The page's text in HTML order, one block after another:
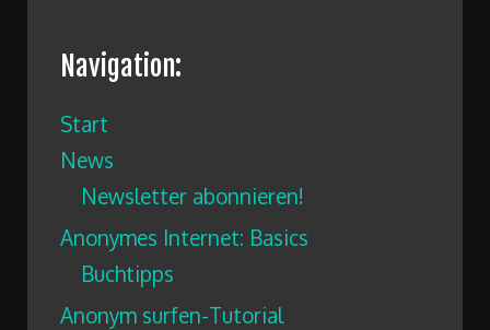
Navigation:
Start
News
Newsletter abonnieren!
Anonymes Internet: Basics
Buchtipps
Anonym surfen-Tutorial